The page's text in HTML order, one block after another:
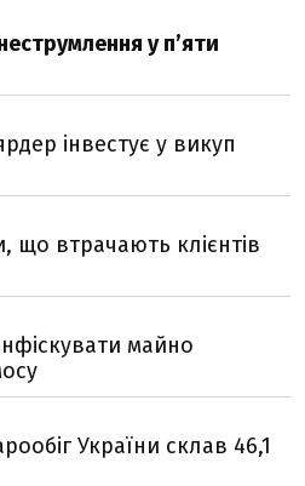
у п’яти
інвестує у викуп
що втрачають клієнтів
майно
України склав 46,1